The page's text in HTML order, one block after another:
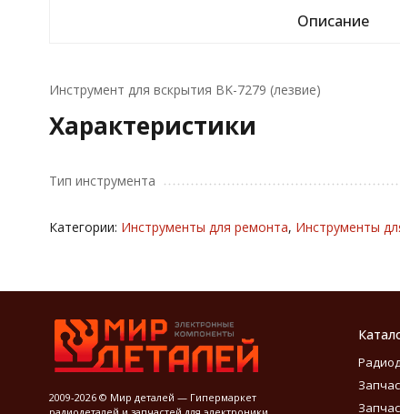
Описание
Инструмент для вскрытия BK-7279 (лезвие)
Характеристики
Тип инструмента
Категории: Инструменты для ремонта, Инструменты
2009-2026 © Мир деталей — Гипермаркет